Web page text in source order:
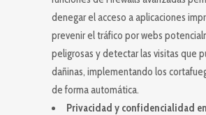
denegar el acceso a aplicaciones
prevenir el tráfico por webs
peligrosas y detectar las visitas que
dañinas, implementando los
de forma automática.
Privacidad y confidencialidad